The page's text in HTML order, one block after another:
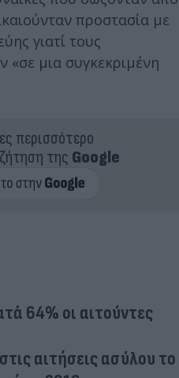
προστασία με
γιατί τους
«σε μια συγκεκριμένη
περισσότερο
της Google
64% οι αιτούντες
αιτήσεις ασύλου το